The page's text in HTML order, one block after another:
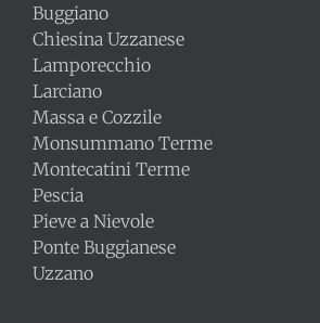
Buggiano
Chiesina Uzzanese
Lamporecchio
Larciano
Massa e Cozzile
Monsummano Terme
Montecatini Terme
Pescia
Pieve a Nievole
Ponte Buggianese
Uzzano